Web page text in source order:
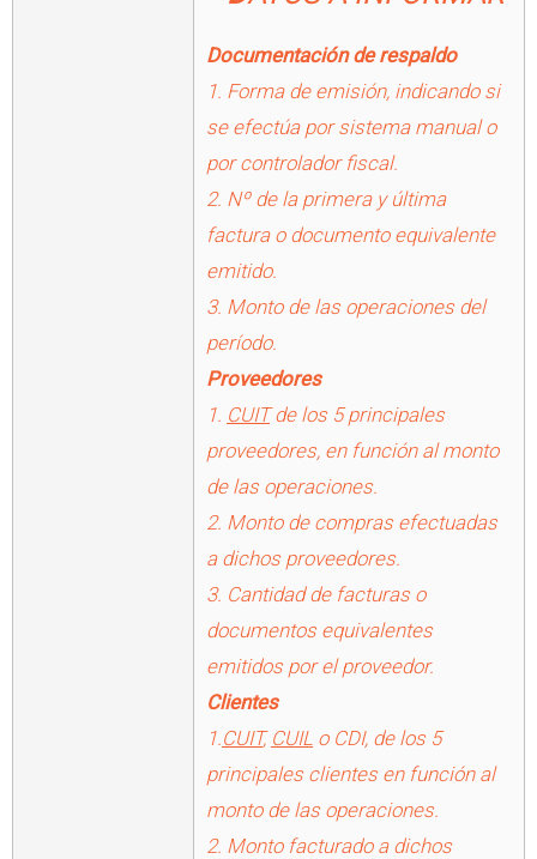
Documentación de respaldo
1. Forma de emisión, indicando si
se efectúa por sistema manual o
por controlador fiscal.
2. Nº de la primera y última
factura o documento equivalente
emitido.
3. Monto de las operaciones del
período.
Proveedores
1. CUITde los 5 principales
proveedores, en función al monto
de las operaciones.
2. Monto de compras efectuadas
a dichos proveedores.
3. Cantidad de facturas o
documentos equivalentes
emitidos por el proveedor.
Clientes
1.CUIT, CUIL o CDI, de los 5
principales clientes en función al
monto de las operaciones.
2. Monto facturado a dichos